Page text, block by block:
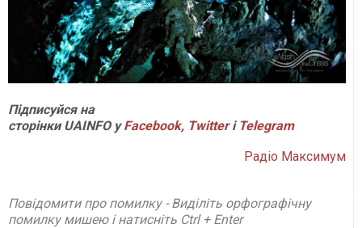
Підписуйся на
сторінки UAINFO уFacebook, Twitter і Telegram
Радіо Максимум
Повідомити про помилку - Виділіть орфографічну
помилку мишею і натисніть Ctrl + Enter